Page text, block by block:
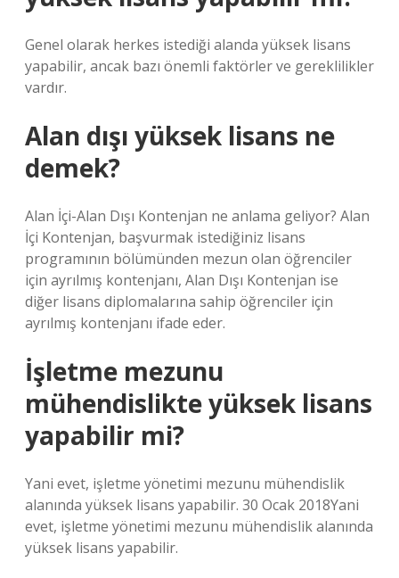
Genel olarak herkes istediği alanda yüksek lisans
yapabilir, ancak bazı önemli faktörler ve gereklilikler
vardır.
Alan dışı yüksek lisans ne
demek?
Alan İçi-Alan Dışı Kontenjan ne anlama geliyor? Alan
İçi Kontenjan, başvurmak istediğiniz lisans
programının bölümünden mezun olan öğrenciler
için ayrılmış kontenjanı, Alan Dışı Kontenjan ise
diğer lisans diplomalarına sahip öğrenciler için
ayrılmış kontenjanı ifade eder.
İşletme mezunu
mühendislikte yüksek lisans
yapabilir mi?
Yani evet, işletme yönetimi mezunu mühendislik
alanında yüksek lisans yapabilir. 30 Ocak 2018Yani
evet, işletme yönetimi mezunu mühendislik alanında
yüksek lisans yapabilir.